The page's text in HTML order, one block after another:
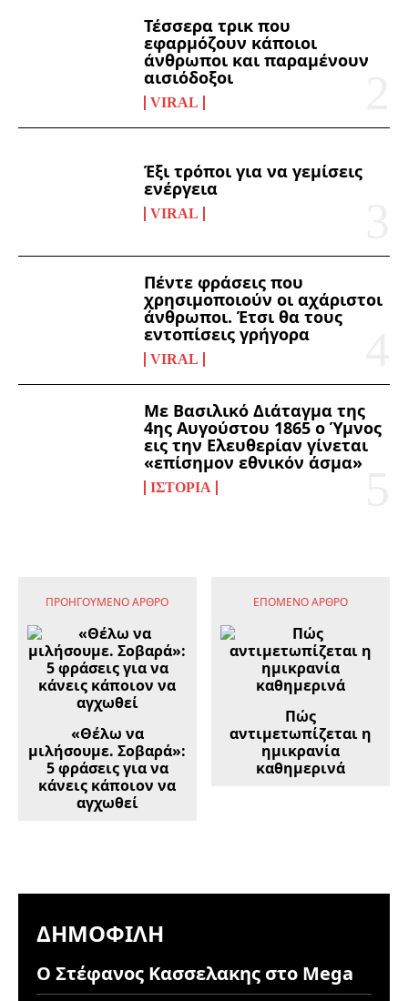
Τέσσερα τρικ που
εφαρμόζουν κάποιοι
άνθρωποι και παραμένουν
αισιόδοξοι
VIRAL
Έξι τρόποι για να γεμίσεις
ενέργεια
VIRAL
Πέντε φράσεις που
χρησιμοποιούν οι αχάριστοι
άνθρωποι. Έτσι θα τους
εντοπίσεις γρήγορα
VIRAL
Με Βασιλικό Διάταγμα της
4ης Αυγούστου 1865 ο Ύμνος
εις την Ελευθερίαν γίνεται
«επίσημον εθνικόν άσμα»
ΙΣΤΟΡΊΑ
ΠΡΟΗΓΟΎΜΕΝΟ ΆΡΘΡΟ
«Θέλω να
μιλήσουμε. Σοβαρά»:
5 φράσεις για να
κάνεις κάποιον να
αγχωθεί
ΕΠΌΜΕΝΟ ΆΡΘΡΟ
Πώς
αντιμετωπίζεται η
ημικρανία
καθημερινά
ΔΗΜΟΦΙΛΉ
Ο Στέφανος Κασσελακης στο Mega